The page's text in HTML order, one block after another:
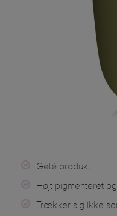
Gelé produkt
Højt pigmenteret
Trækker sig ikke